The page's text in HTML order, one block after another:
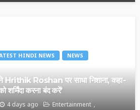
HINDI NEWS
NEWS
Roshan पर साधा निशाना, कहा-
शर्मिंदा करना बंद करें’
4 days ago
Entertainment